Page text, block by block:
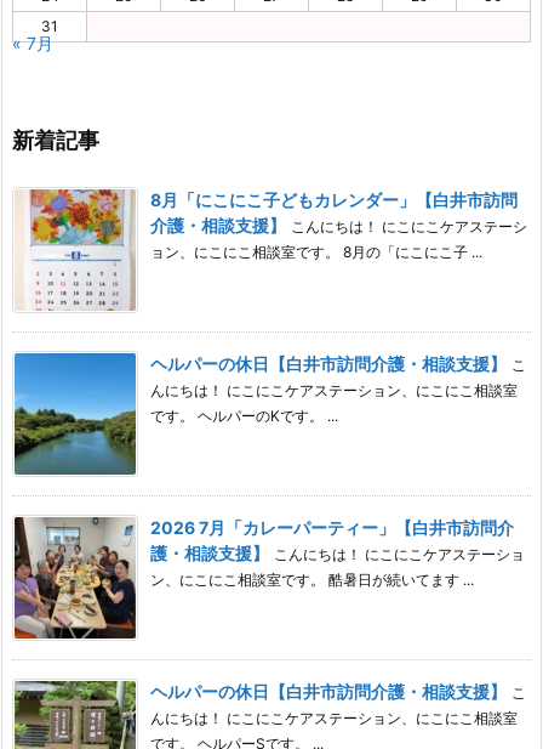
31
« 7月
新着記事
8月「にこにこ子どもカレンダー」【白井市訪問
介護・相談支援】
こんにちは！ にこにこケアステーシ
ョン、にこにこ相談室です。 8月の「にこにこ子 ...
ヘルパーの休日【白井市訪問介護・相談支援】
こ
んにちは！ にこにこケアステーション、にこにこ相談室
です。 ヘルパーのKです。 ...
2026 7月「カレーパーティー」【白井市訪問介
護・相談支援】
こんにちは！ にこにこケアステーショ
ン、にこにこ相談室です。 酷暑日が続いてます ...
ヘルパーの休日【白井市訪問介護・相談支援】
こ
んにちは！ にこにこケアステーション、にこにこ相談室
です。 ヘルパーSです。 ...